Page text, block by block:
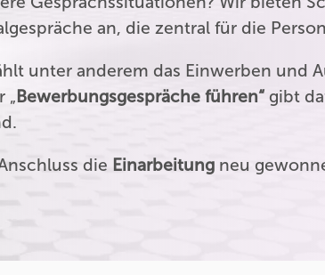
an, die zentral für die
unter anderem das Einwerben und
„Bewerbungsgespräche führen“ gibt
die Einarbeitung neu